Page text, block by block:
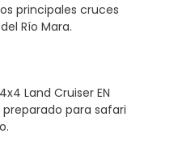
principales cruces
Río Mara.
Land Cruiser EN
preparado para safari